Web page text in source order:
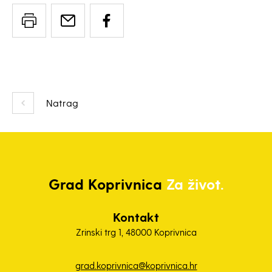
Natrag
Grad Koprivnica Za život.
Kontakt
Zrinski trg 1, 48000 Koprivnica
grad.koprivnica@koprivnica.hr